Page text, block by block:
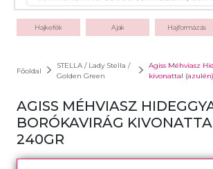
Hajkefék Ajak Hajformázás
Főoldal
STELLA / Lady Stella /
Golden Green
Agiss Méhviasz
kivonattal
AGISS MÉHVIASZ
BORÓKAVIRÁG
240GR